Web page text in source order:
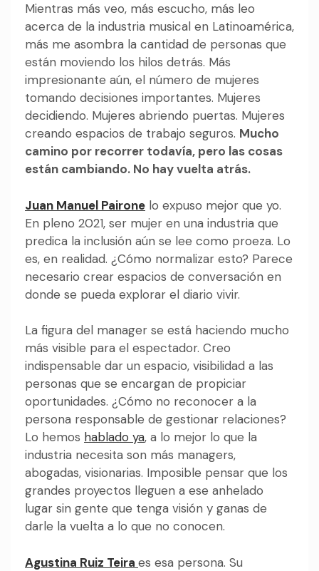
Mientras más veo, más escucho, más leo
acerca de la industria musical en Latinoamérica,
más me asombra la cantidad de personas que
están moviendo los hilos detrás. Más
impresionante aún, el número de mujeres
tomando decisiones importantes. Mujeres
decidiendo. Mujeres abriendo puertas. Mujeres
creando espacios de trabajo seguros. Mucho
camino por recorrer todavía, pero las cosas
están cambiando. No hay vuelta atrás.
Juan Manuel Pairone lo expuso mejor que yo.
En pleno 2021, ser mujer en una industria que
predica la inclusión aún se lee como proeza. Lo
es, en realidad. ¿Cómo normalizar esto? Parece
necesario crear espacios de conversación en
donde se pueda explorar el diario vivir.
La figura del manager se está haciendo mucho
más visible para el espectador. Creo
indispensable dar un espacio, visibilidad a las
personas que se encargan de propiciar
oportunidades. ¿Cómo no reconocer a la
persona responsable de gestionar relaciones?
Lo hemos hablado ya, a lo mejor lo que la
industria necesita son más managers,
abogadas, visionarias. Imposible pensar que los
grandes proyectos lleguen a ese anhelado
lugar sin gente que tenga visión y ganas de
darle la vuelta a lo que no conocen.
Agustina Ruiz Teira es esa persona. Su